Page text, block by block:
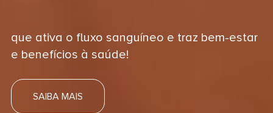
que ativa o fluxo sanguíneo e traz bem-estar
e benefícios à saúde!
SAIBA MAIS